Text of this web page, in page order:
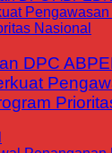
DPC